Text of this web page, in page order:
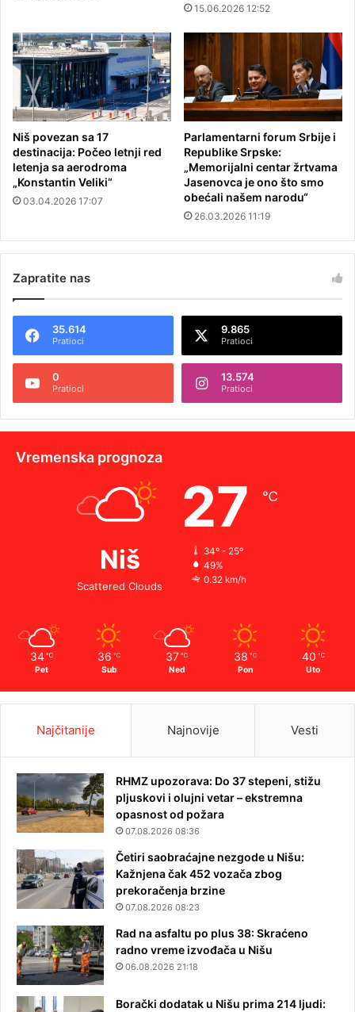
15.06.2026 12:52
Niš povezan sa 17
destinacija: Počeo letnji red
letenja sa aerodroma
„Konstantin Veliki“
03.04.2026 17:07
Parlamentarni forum Srbije i
Republike Srpske:
„Memorijalni centar žrtvama
Jasenovca je ono što smo
obećali našem narodu“
26.03.2026 11:19
Zapratite nas
35.614
Pratioci
9.865
Pratioci
0
Pratioci
13.574
Pratioci
Vremenska prognoza
Niš
Scattered Clouds
27 ℃
34º - 25º
49%
0.32 km/h
34 ℃
Pet
36 ℃
Sub
37 ℃
Ned
38 ℃
Pon
40 ℃
Uto
Najčitanije Najnovije Vesti
RHMZ upozorava: Do 37 stepeni, stižu
pljuskovi i olujni vetar – ekstremna
opasnost od požara
07.08.2026 08:36
Četiri saobraćajne nezgode u Nišu:
Kažnjena čak 452 vozača zbog
prekoračenja brzine
07.08.2026 08:23
Rad na asfaltu po plus 38: Skraćeno
radno vreme izvođača u Nišu
06.08.2026 21:18
Borački dodatak u Nišu prima 214 ljudi: